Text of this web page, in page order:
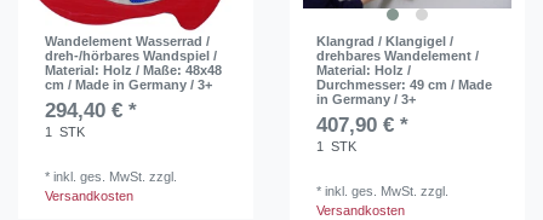
Wandelement Wasserrad /
dreh-/hörbares Wandspiel /
Material: Holz / Maße: 48x48
cm / Made in Germany / 3+
294,40 € *
1 STK
*inkl. ges. MwSt. zzgl.
Versandkosten
Klangrad / Klangigel /
drehbares Wandelement /
Material: Holz /
Durchmesser: 49 cm / Made
in Germany / 3+
407,90 € *
1 STK
*inkl. ges. MwSt. zzgl.
Versandkosten